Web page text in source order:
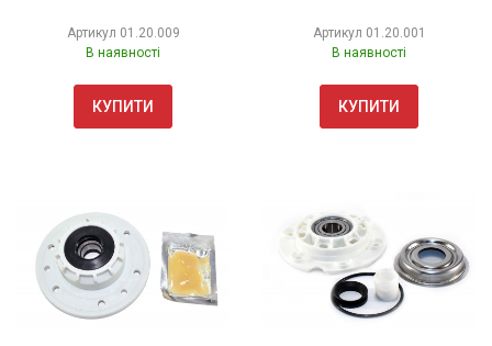
Артикул 01.20.009
В наявності
КУПИТИ
Артикул 01.20.001
В наявності
КУПИТИ